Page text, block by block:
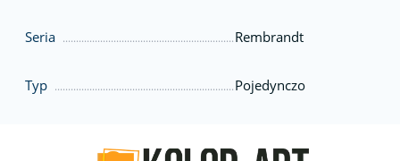
Seria Rembrandt
Typ Pojedynczo